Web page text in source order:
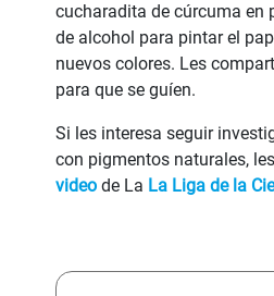
cucharadita de cúrcuma en
de alcohol para pintar el
nuevos colores. Les
para que se guíen.
Si les interesa seguir
con pigmentos naturales,
videode La La Liga de la